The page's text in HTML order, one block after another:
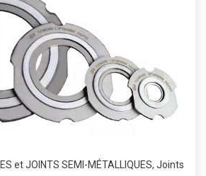
et JOINTS SEMI-MÉTALLIQUES, Joints